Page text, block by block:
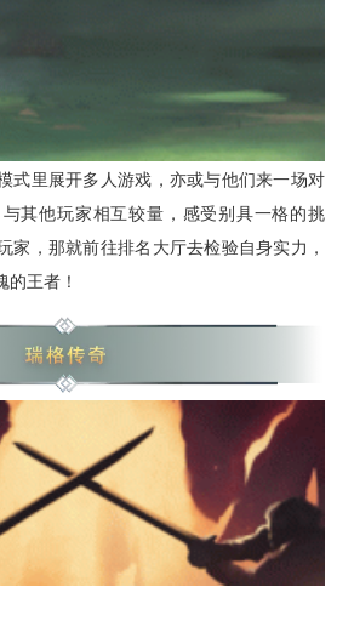
式里展开多人游戏，亦或与他们来一场对
其他玩家相互较量，感受别具一格的挑
家，那就前往排名大厅去检验自身实力，
王者！